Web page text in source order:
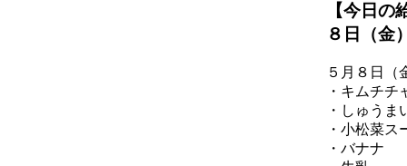
【今日の
８日（金
５月８日（
・キムチチ
・しゅうま
・小松菜ス
・バナナ